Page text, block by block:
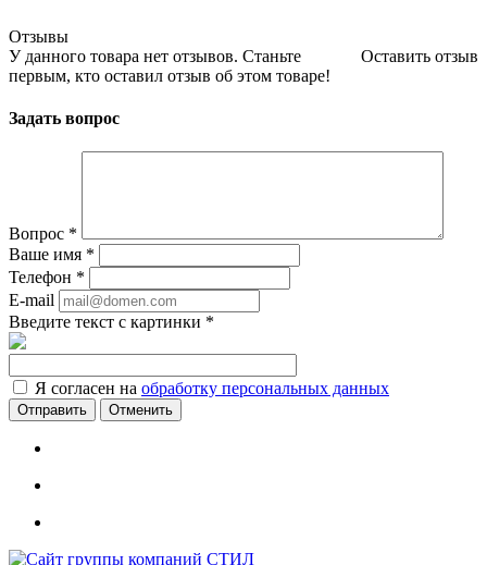
Отзывы
Оставить отзыв
У данного товара нет отзывов. Станьте
первым, кто оставил отзыв об этом товаре!
Задать вопрос
Вопрос *
Ваше имя *
Телефон *
E-mail
Введите текст с картинки *
Я согласен на обработку персональных данных
Отменить